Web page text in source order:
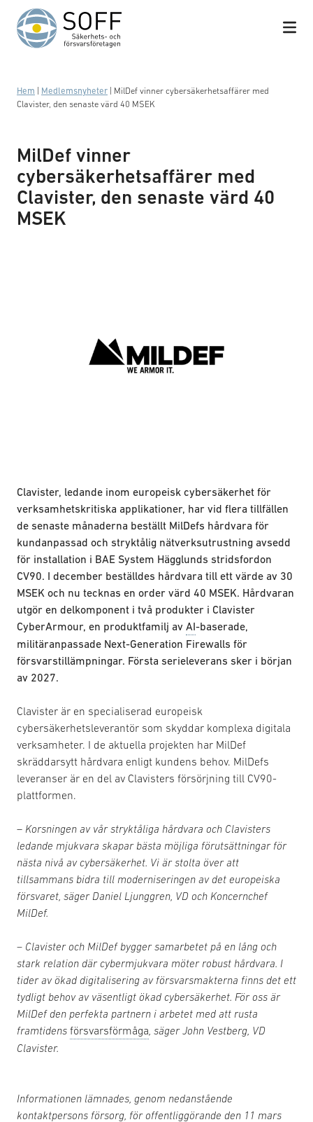
Hoppa till innehåll
Hem Medlemsnyheter
MilDef vinner cybersäkerhetsaffärer med
Clavister, den senaste värd 40 MSEK
MilDef vinner
cybersäkerhetsaffärer med
Clavister, den senaste värd 40
MSEK
Clavister, ledande inom europeisk cybersäkerhet för
verksamhetskritiska applikationer, har vid flera tillfällen
de senaste månaderna beställt MilDefs hårdvara för
kundanpassad och stryktålig nätverksutrustning avsedd
för installation i BAE System Hägglunds stridsfordon
CV90. I december beställdes hårdvara till ett värde av 30
MSEK och nu tecknas en order värd 40 MSEK. Hårdvaran
utgör en delkomponent i två produkter i Clavister
CyberArmour, en produktfamilj av AI-baserade,
militäranpassade Next-Generation Firewalls för
försvarstillämpningar. Första serieleverans sker i början
av 2027.
Clavister är en specialiserad europeisk
cybersäkerhetsleverantör som skyddar komplexa digitala
verksamheter. I de aktuella projekten har MilDef
skräddarsytt hårdvara enligt kundens behov. MilDefs
leveranser är en del av Clavisters försörjning till CV90-
plattformen.
– Korsningen av vår stryktåliga hårdvara och Clavisters
ledande mjukvara skapar bästa möjliga förutsättningar för
nästa nivå av cybersäkerhet. Vi är stolta över att
tillsammans bidra till moderniseringen av det europeiska
försvaret, säger Daniel Ljunggren, VD och Koncernchef
MilDef.
– Clavister och MilDef bygger samarbetet på en lång och
stark relation där cybermjukvara möter robust hårdvara. I
tider av ökad digitalisering av försvarsmakterna finns det ett
tydligt behov av väsentligt ökad cybersäkerhet. För oss är
MilDef den perfekta partnern i arbetet med att rusta
framtidens försvarsförmåga , säger John Vestberg, VD
Clavister.
Informationen lämnades, genom nedanstående
kontaktpersons försorg, för offentliggörande den 11 mars